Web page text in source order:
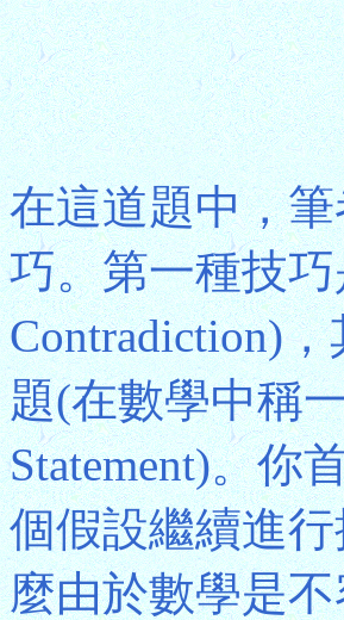
在這道題中，
巧。第一種技
Contradiction)
題(在數學中稱
Statement)。你
個假設繼續進
麼由於數學是